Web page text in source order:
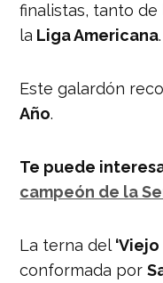
finalistas, tanto de
la Liga Americana.
Este galardón
Año.
Te puede
campeón de la
La terna del
conformada por